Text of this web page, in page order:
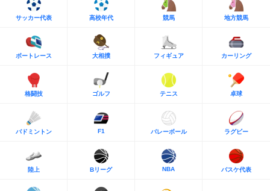
サッカー代表 高校年代 競馬 地方競馬
ボートレース 大相撲 フィギュア カーリング
格闘技 ゴルフ テニス 卓球
バドミントン F1 バレーボール ラグビー
陸上 Bリーグ NBA バスケ代表